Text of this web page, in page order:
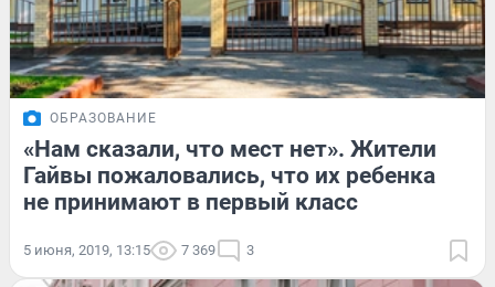
ОБРАЗОВАНИЕ
«Нам сказали, что мест нет». Жители
Гайвы пожаловались, что их ребенка
не принимают в первый класс
5 июня, 2019, 13:15 7 369 3